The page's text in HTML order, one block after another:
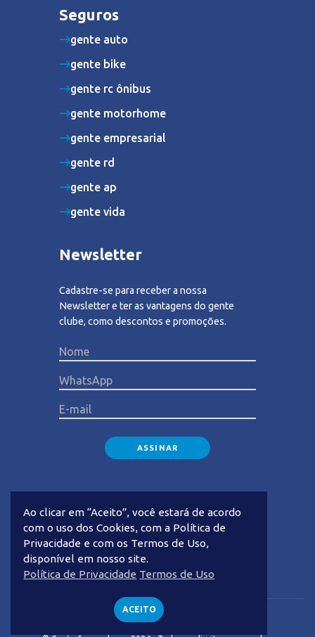
Seguros
gente auto
gente bike
gente rc ônibus
gente motorhome
gente empresarial
gente rd
gente ap
gente vida
Newsletter
Cadastre-se para receber a nossa
Newsletter e ter as vantagens do gente
clube, como descontos e promoções.
Privacidade Termos de Uso
Ao clicar em “Aceito”, você estará de acordo
com o uso dos Cookies, com a Política de
Privacidade e com os Termos de Uso,
disponível em nosso site.
Política de Privacidade Termos de Uso
ACEITO